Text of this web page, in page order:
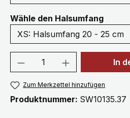
Wähle den Halsumfang
Produkt Anzahl: Gib
In
Zum Merkzettel hinzufügen
Produktnummer: SW10135.37